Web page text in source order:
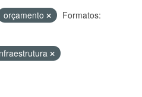
orçamento
Formatos: